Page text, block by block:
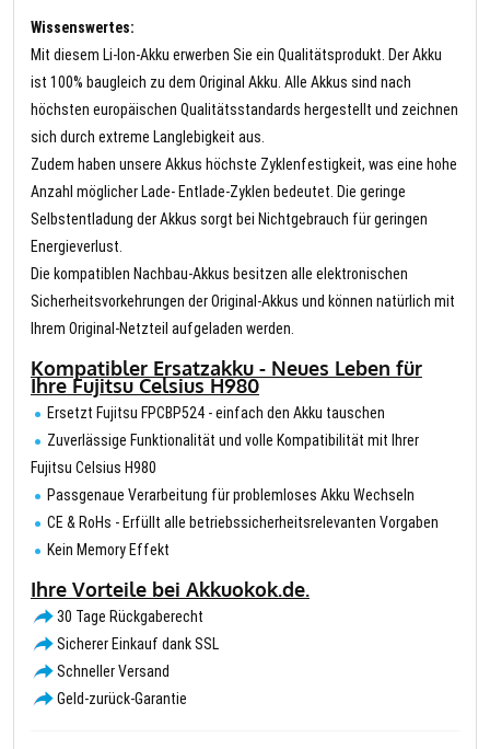
Wissenswertes:
Mit diesem Li-Ion-Akku erwerben Sie ein Qualitätsprodukt. Der Akku
ist 100% baugleich zu dem Original Akku. Alle Akkus sind nach
höchsten europäischen Qualitätsstandards hergestellt und zeichnen
sich durch extreme Langlebigkeit aus.
Zudem haben unsere Akkus höchste Zyklenfestigkeit, was eine hohe
Anzahl möglicher Lade- Entlade-Zyklen bedeutet. Die geringe
Selbstentladung der Akkus sorgt bei Nichtgebrauch für geringen
Energieverlust.
Die kompatiblen Nachbau-Akkus besitzen alle elektronischen
Sicherheitsvorkehrungen der Original-Akkus und können natürlich mit
Ihrem Original-Netzteil aufgeladen werden.
Kompatibler Ersatzakku - Neues Leben für
Ihre Fujitsu Celsius H980
Ersetzt Fujitsu FPCBP524 - einfach den Akku tauschen
Zuverlässige Funktionalität und volle Kompatibilität mit Ihrer
Fujitsu Celsius H980
Passgenaue Verarbeitung für problemloses Akku Wechseln
CE & RoHs - Erfüllt alle betriebssicherheitsrelevanten Vorgaben
Kein Memory Effekt
Ihre Vorteile bei Akkuokok.de.
30 Tage Rückgaberecht
Sicherer Einkauf dank SSL
Schneller Versand
Geld-zurück-Garantie